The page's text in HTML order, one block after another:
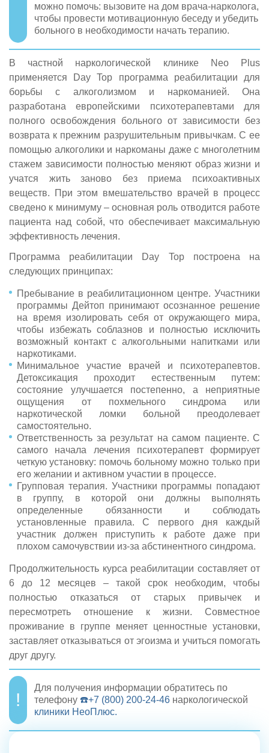
можно помочь: вызовите на дом врача-нарколога,
чтобы провести мотивационную беседу и убедить
больного в необходимости начать терапию.
В частной наркологической клинике Neo Plus
применяется Day Top программа реабилитации для
борьбы с алкоголизмом и наркоманией. Она
разработана европейскими психотерапевтами для
полного освобождения больного от зависимости без
возврата к прежним разрушительным привычкам. С ее
помощью алкоголики и наркоманы даже с многолетним
стажем зависимости полностью меняют образ жизни и
учатся жить заново без приема психоактивных
веществ. При этом вмешательство врачей в процесс
сведено к минимуму – основная роль отводится работе
пациента над собой, что обеспечивает максимальную
эффективность лечения.
Программа реабилитации Day Top построена на
следующих принципах:
Пребывание в реабилитационном центре. Участники
программы Дейтоп принимают осознанное решение
на время изолировать себя от окружающего мира,
чтобы избежать соблазнов и полностью исключить
возможный контакт с алкогольными напитками или
наркотиками.
Минимальное участие врачей и психотерапевтов.
Детоксикация проходит естественным путем:
состояние улучшается постепенно, а неприятные
ощущения от похмельного синдрома или
наркотической ломки больной преодолевает
самостоятельно.
Ответственность за результат на самом пациенте. С
самого начала лечения психотерапевт формирует
четкую установку: помочь больному можно только при
его желании и активном участии в процессе.
Групповая терапия. Участники программы попадают
в группу, в которой они должны выполнять
определенные обязанности и соблюдать
установленные правила. С первого дня каждый
участник должен приступить к работе даже при
плохом самочувствии из-за абстинентного синдрома.
Продолжительность курса реабилитации составляет от
6 до 12 месяцев – такой срок необходим, чтобы
полностью отказаться от старых привычек и
пересмотреть отношение к жизни. Совместное
проживание в группе меняет ценностные установки,
заставляет отказываться от эгоизма и учиться помогать
друг другу.
Для получения информации обратитесь по
телефону ☎️+7 (800) 200-24-46 наркологической
клиники НеоПлюс.